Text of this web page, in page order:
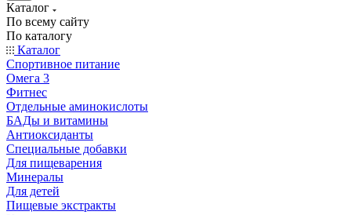
Каталог
По всему сайту
По каталогу
Каталог
Спортивное питание
Омега 3
Фитнес
Отдельные аминокислоты
БАДы и витамины
Антиоксиданты
Специальные добавки
Для пищеварения
Минералы
Для детей
Пищевые экстракты